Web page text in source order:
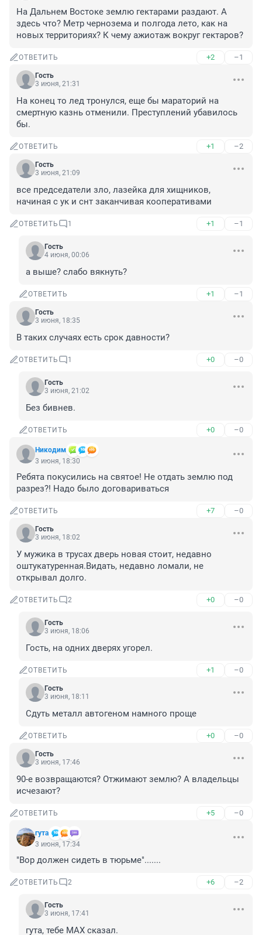
На Дальнем Востоке землю гектарами раздают. А
здесь что? Метр чернозема и полгода лето, как на
новых территориях? К чему ажиотаж вокруг гектаров?
ОТВЕТИТЬ +2 –1
Гость
3 июня, 21:31
На конец то лед тронулся, еще бы мараторий на
смертную казнь отменили. Преступлений убавилось
бы.
ОТВЕТИТЬ +1 –2
Гость
3 июня, 21:09
все председатели зло, лазейка для хищников,
начиная с ук и снт заканчивая кооперативами
ОТВЕТИТЬ 1 +1 –1
Гость
4 июня, 00:06
а выше? слабо вякнуть?
ОТВЕТИТЬ +1 –1
Гость
3 июня, 18:35
В таких случаях есть срок давности?
ОТВЕТИТЬ 1 +0 –0
Гость
3 июня, 21:02
Без бивнев.
ОТВЕТИТЬ +0 –0
Никодим
3 июня, 18:30
Ребята покусились на святое! Не отдать землю под
разрез?! Надо было договариваться
ОТВЕТИТЬ +7 –0
Гость
3 июня, 18:02
У мужика в трусах дверь новая стоит, недавно
оштукатуренная.Видать, недавно ломали, не
открывал долго.
ОТВЕТИТЬ 2 +0 –0
Гость
3 июня, 18:06
Гость, на одних дверях угорел.
ОТВЕТИТЬ +1 –0
Гость
3 июня, 18:11
Сдуть металл автогеном намного проще
ОТВЕТИТЬ +0 –0
Гость
3 июня, 17:46
90-е возвращаются? Отжимают землю? А владельцы
исчезают?
ОТВЕТИТЬ +5 –0
гута
3 июня, 17:34
"Вор должен сидеть в тюрьме".......
ОТВЕТИТЬ 2 +6 –2
Гость
3 июня, 17:41
гута, тебе МАХ сказал.